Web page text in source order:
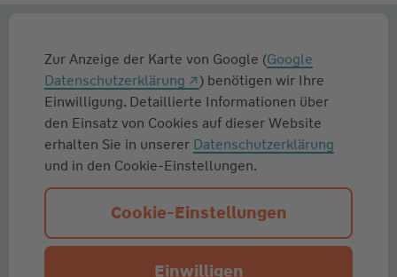
Zur Anzeige der Karte von Google (Google
Datenschutzerklärung
) benötigen wir Ihre
Einwilligung. Detaillierte Informationen über
den Einsatz von Cookies auf dieser Website
erhalten Sie in unserer Datenschutzerklärung
und in den Cookie-Einstellungen.
Cookie-Einstellungen
Einwilligen